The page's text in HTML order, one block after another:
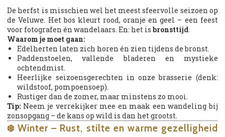
De herfst is misschien wel het meest sfeervolle seizoen op
de Veluwe. Het bos kleurt rood, oranje en geel – een feest
voor fotografen én wandelaars. En: het isbronsttijd.
Waarom je moet gaan:
Edelherten laten zich horen én zien tijdens de bronst.
Paddenstoelen, vallende bladeren en mystieke
ochtendmist.
Heerlijke seizoensgerechten in onze brasserie (denk:
wildstoof, pompoensoep).
Rustiger dan de zomer, maar minstens zo mooi.
Tip: Neem je verrekijker mee en maak een wandeling bij
zonsopgang – de kans op wild is dan het grootst.
❄️ Winter – Rust, stilte en warme gezelligheid